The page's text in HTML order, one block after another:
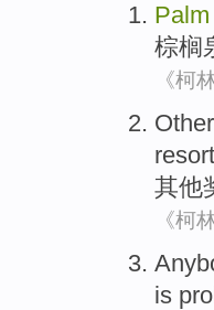
Palm
棕榈
《柯
Other
resort
其他
《柯
is